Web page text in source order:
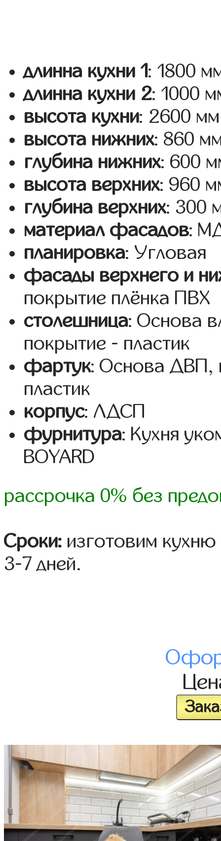
длинна кухни 1: 1800
длинна кухни 2: 1000
высота кухни: 2600 мм
высота нижних: 860
глубина нижних: 600
высота верхних: 960
глубина верхних: 300
материал фасадов:
планировка: Угловая
фасады верхнего и
покрытие плёнка ПВХ
столешница: Основа
покрытие - пластик
фартук: Основа ДВП,
пластик
корпус: ЛДСП
фурнитура: Кухня
BOYARD
рассрочка 0% без
Сроки: изготовим
3-7 дней.